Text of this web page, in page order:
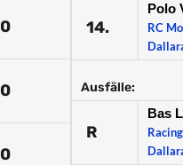
0
0
0
14.
Polo
RC
Ausfälle:
R
Bas